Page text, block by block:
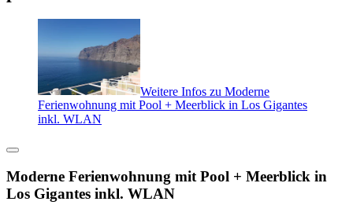
Weitere Infos zu Moderne
Ferienwohnung mit Pool + Meerblick in Los Gigantes
inkl. WLAN
Moderne Ferienwohnung mit Pool + Meerblick in
Los Gigantes inkl. WLAN